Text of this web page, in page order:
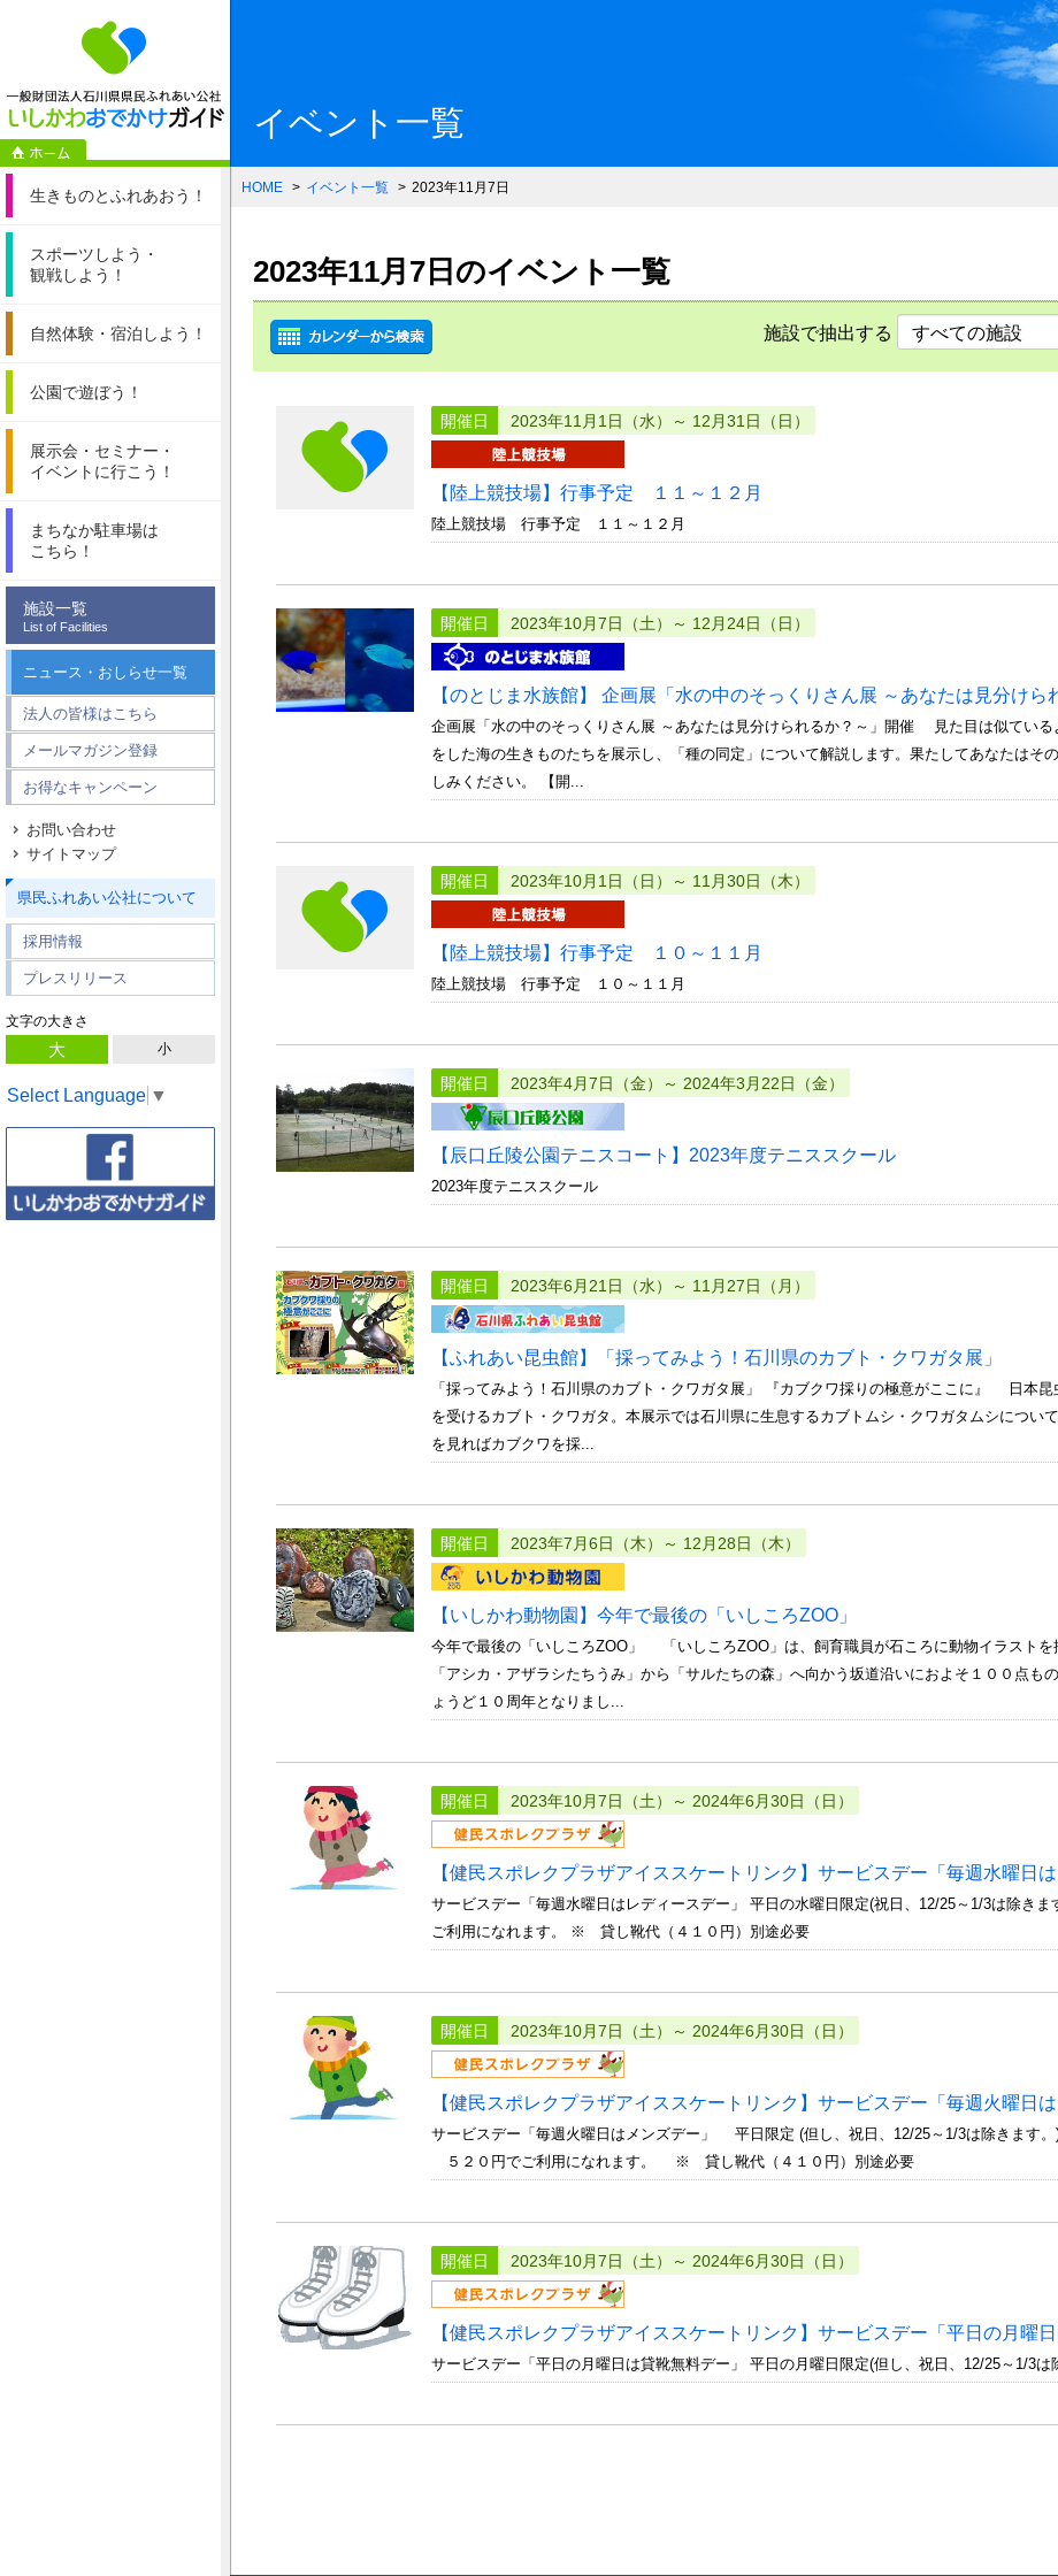
一般財団法人石川県県民ふれあい公社 いしか
生きものとふれあおう！
スポーツしよう・
観戦しよう！
自然体験・ 宿泊しよう！
公園で遊ぼう！
展示会・セミナー・
イベントに行こう！
まちなか駐車場は
こちら！
施設一覧
List of Facilities
ニュース・おしらせ一覧
法人の皆様はこちら
メールマガジン登録
お得なキャンペーン
お問い合わせ
サイトマップ
県民ふれあい公社について
採用情報
プレスリリース
文字の大きさ
大 小
Select Language ▼
イベント一覧
HOME イベント一覧 2023年11月7日
2023年11月7日のイベント一覧
施設で抽出する
開催日 2023年11月1日（水）～ 12月31日（日）
【陸上競技場】行事予定 １１～１２月
陸上競技場 行事予定 １１～１２月
開催日 2023年10月7日（土）～ 12月24日（日）
【のとじま水族館】 企画展「水の中のそっくりさん展 ～あなたは見分けら
企画展「水の中のそっくりさん展 ～あなたは見分けられるか？～」開催 見た目は似ている
をした海の生きものたちを展示し、「種の同定」について解説します。果たしてあなたはそ
しみください。 【開...
開催日 2023年10月1日（日）～ 11月30日（木）
【陸上競技場】行事予定 １０～１１月
陸上競技場 行事予定 １０～１１月
開催日 2023年4月7日（金）～ 2024年3月22日（金）
【辰口丘陵公園テニスコート】2023年度テニススクール
2023年度テニススクール
開催日 2023年6月21日（水）～ 11月27日（月）
【ふれあい昆虫館】「採ってみよう！石川県のカブト・クワガタ展」
「採ってみよう！石川県のカブト・クワガタ展」 『カブクワ採りの極意がここに』 日本
を受けるカブト・クワガタ。本展示では石川県に生息するカブトムシ・クワガタムシについ
を見ればカブクワを採...
開催日 2023年7月6日（木）～ 12月28日（木）
【いしかわ動物園】今年で最後の「いしころZOO」
今年で最後の「いしころZOO」 「いしころZOO」は、飼育職員が石ころに動物イラストを
「アシカ・アザラシたちうみ」から「サルたちの森」へ向かう坂道沿いにおよそ１００点も
ょうど１０周年となりまし...
開催日 2023年10月7日（土）～ 2024年6月30日（日）
【健民スポレクプラザアイススケートリンク】サービスデー「毎週水曜日は
サービスデー「毎週水曜日はレディースデー」 平日の水曜日限定(祝日、12/25～1/3は除き
ご利用になれます。 ※ 貸し靴代（４１０円）別途必要
開催日 2023年10月7日（土）～ 2024年6月30日（日）
【健民スポレクプラザアイススケートリンク】サービスデー「毎週火曜日は
サービスデー「毎週火曜日はメンズデー」 平日限定 (但し、祝日、12/25～1/3は除きます
５２０円でご利用になれます。 ※ 貸し靴代（４１０円）別途必要
開催日 2023年10月7日（土）～ 2024年6月30日（日）
【健民スポレクプラザアイススケートリンク】サービスデー「平日の月曜日
サービスデー「平日の月曜日は貸靴無料デー」 平日の月曜日限定(但し、祝日、12/25～1/3